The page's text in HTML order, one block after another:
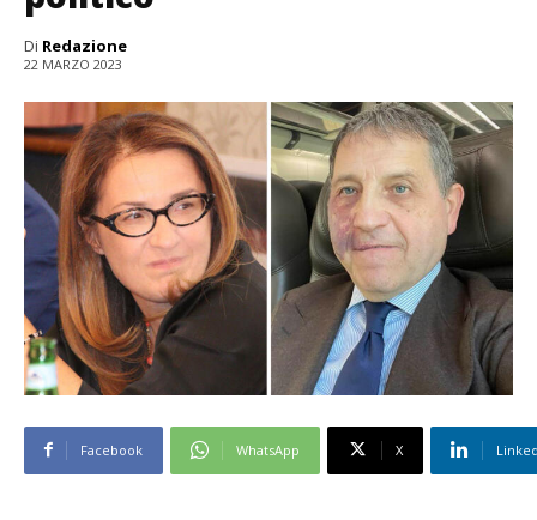
Di Redazione
22 MARZO 2023
Facebook WhatsApp X